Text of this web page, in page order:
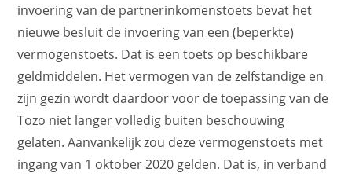
invoering van de partnerinkomenstoets bevat het
nieuwe besluit de invoering van een (beperkte)
vermogenstoets. Dat is een toets op beschikbare
geldmiddelen. Het vermogen van de zelfstandige en
zijn gezin wordt daardoor voor de toepassing van de
Tozo niet langer volledig buiten beschouwing
gelaten. Aanvankelijk zou deze vermogenstoets met
ingang van 1 oktober 2020 gelden. Dat is, in verband